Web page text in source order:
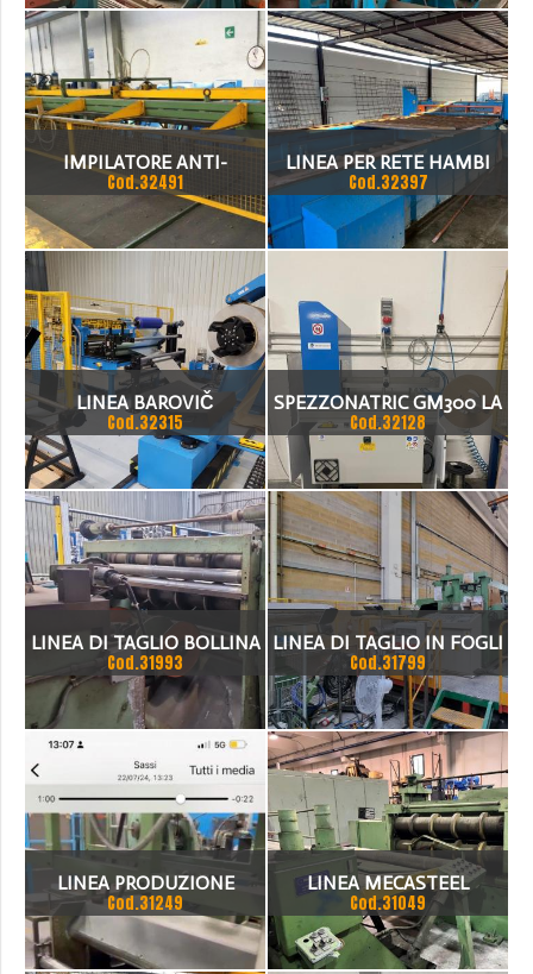
FREQUENZA
FORMATI A FREDDO.
ATTUALMENTE
DISPONIAMO DI ALCUNE
LINEE USATE PRONTE ,
DISPONIBILI
IMPILATORE ANTI-
GRAFFIO (COSTRUTTORE
BOLLINA ANNO 2008),
L=5.000MM COMPLETO DI:
PARATIE MOBILI
PNEUMATICHE BATTITORI
PNEUMATIC
Cod.32491
LINEA PER RETE HAMBI
GIGANT 2500
Cod.32397
LINEA BAROVIČ
Cod.32315
SPEZZONATRIC GM300 LA
MACCHINA E UNA
SPEZZONATRICE CON
LAME A CESOIA
AVANZAMENTO
AUTOMATICO E LUCE
TAGLIO DI 300MM, IL
Cod.32128
LINEA DI TAGLIO BOLLINA
1500 X 3 MM
Cod.31993
LINEA DI TAGLIO IN FOGLI
IMAL 2000 X 7 ANNO 07-
-2000 OTTIME
CONDIZIONI.
Cod.31799
LINEA PRODUZIONE
ARMADIETTI
FUNZIONANTE
Cod.31249
LINEA MECASTEEL
COMPOSTA DA
SPIANATRICE CESOIA A
Cod.31049